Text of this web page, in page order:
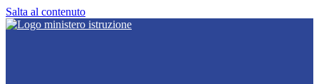
Salta al contenuto